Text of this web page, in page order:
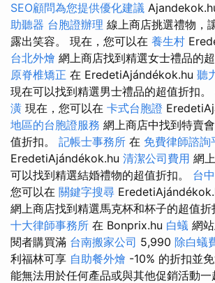
SEO顧問為您提供優化建議
助聽器 台胞證辦理 線上商店挑選禮物，
露出笑容。 現在，您可以在 養生村
台北外燴 網上商店找到精選女士禮品的
原脊椎矯正 在 EredetiAjándékok.hu 聽
現在可以找到精選男士禮品的超值折扣。
潢 現在，您可以在 卡式台胞證
地區的台胞證服務 網上商店中找到特賣
值折扣。 記帳士事務所 在 免費律師諮詢
EredetiAjándékok.hu 清潔公司費用 網
可以找到精選結婚禮物的超值折扣。 台
您可以在 關鍵字搜尋
網上商店找到精選馬克杯和杯子的超值折
十大律師事務所 在 Bonprix.hu 白蟻 網
閱者購買滿 台南搬家公司 5,990 除白蟻
利福林可享 自助餐外燴 -10% 的折扣並
能無法用於任何產品或與其他促銷活動一